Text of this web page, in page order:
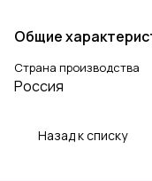
Общие
Страна производства
Россия
Назад к списку